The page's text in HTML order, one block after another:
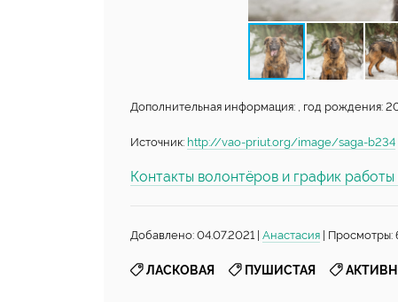
Дополнительная информация: , год рождения:
Источник: http://vao-priut.org/image/saga-b234
Контакты волонтёров и график
Добавлено: 04.07.2021 | Анастасия | Просмотры:
ЛАСКОВАЯ ПУШИСТАЯ